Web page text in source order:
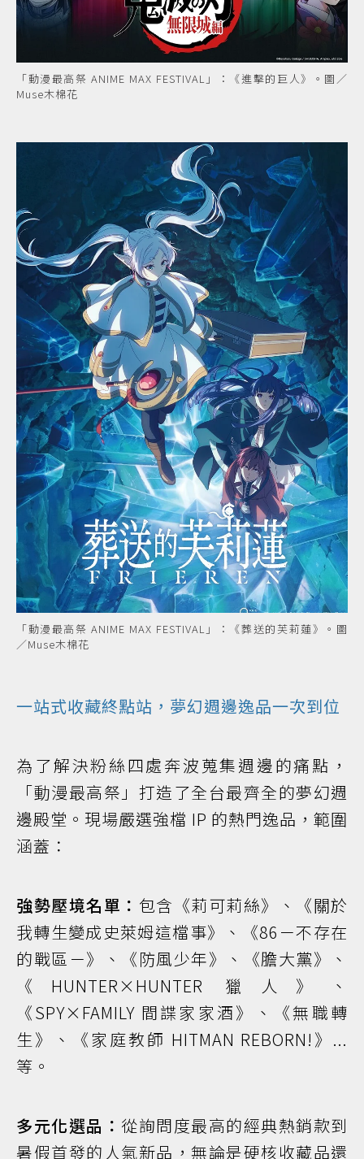
「動漫最高祭 ANIME MAX FESTIVAL」：《進擊的巨人》。圖／
Muse木棉花
「動漫最高祭 ANIME MAX FESTIVAL」：《葬送的芙莉蓮》。圖
／Muse木棉花
一站式收藏終點站，夢幻週邊逸品一次到位
為了解決粉絲四處奔波蒐集週邊的痛點，
「動漫最高祭」打造了全台最齊全的夢幻週
邊殿堂。現場嚴選強檔 IP 的熱門逸品，範圍
涵蓋：
強勢壓境名單： 包含《莉可莉絲》、《關於
我轉生變成史萊姆這檔事》、《86－不存在
的戰區－》、《防風少年》、《膽大黨》、
《HUNTER×HUNTER 獵人》、
《SPY×FAMILY 間諜家家酒》、《無職轉
生》、《家庭教師 HITMAN REBORN!》...
等。
多元化選品： 從詢問度最高的經典熱銷款到
暑假首發的人氣新品，無論是硬核收藏品還